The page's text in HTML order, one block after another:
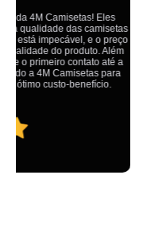
Ótimo atendimento,todos muito
cliente em primeiro lugar.
aqui na 4M tudo é resolvido